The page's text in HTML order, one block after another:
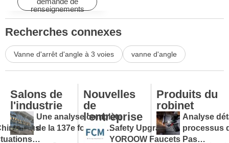
renseignements
Recherches connexes
Vanne d'arrêt d'angle à 3 voies vanne d'angle
sous
Salons de
l'industrie
Une analyse complète
de la 137e foire de
Canton et un guide pour
Nouvelles
de
l'entreprise
Safety Upgraded:
YOROOW Faucets Pass
Produits du
robinet
Analyse
processus
production